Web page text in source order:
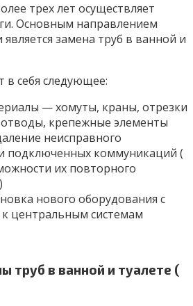
трех лет осуществляет
Основным направлением
замена труб в ванной и
в себя следующее:
— хомуты, краны, отрезки
крепежные элементы
неисправного
подключенных коммуникаций (
их повторного
нового оборудования с
центральным системам
труб в ванной и туалете (